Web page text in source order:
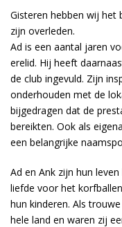
Gisteren hebben wij het
zijn overleden.
Ad is een aantal jaren
erelid. Hij heeft
de club ingevuld. Zijn
onderhouden met de
bijgedragen dat de
bereikten. Ook als
een belangrijke
Ad en Ank zijn hun
liefde voor het
hun kinderen. Als
hele land en waren zij